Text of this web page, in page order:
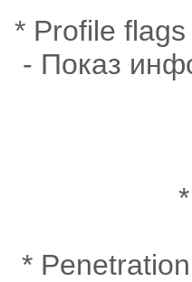
* Profile
- Показ
*